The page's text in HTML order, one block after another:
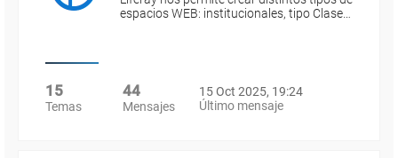
espacios WEB: institucionales, tipo Clase…
15
Temas
44
Mensajes
15 Oct 2025, 19:24
Último mensaje